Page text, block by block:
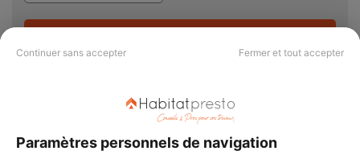
Continuer sans accepter Fermer et tout accepter
Paramètres personnels de navigation
ARTHUR